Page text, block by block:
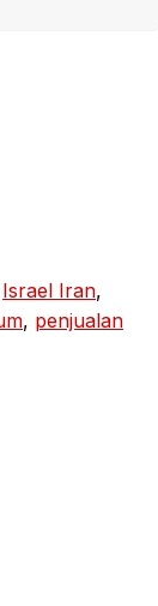
Israel Iran
, penjualan